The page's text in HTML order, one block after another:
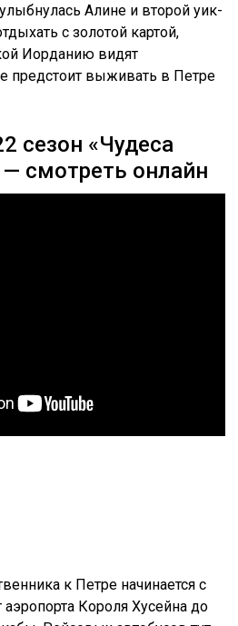
Алине и второй уик-
с золотой картой,
Иорданию видят
предстоит выживать в Петре
сезон «Чудеса
— смотреть онлайн
к Петре начинается с
Короля Хусейна до